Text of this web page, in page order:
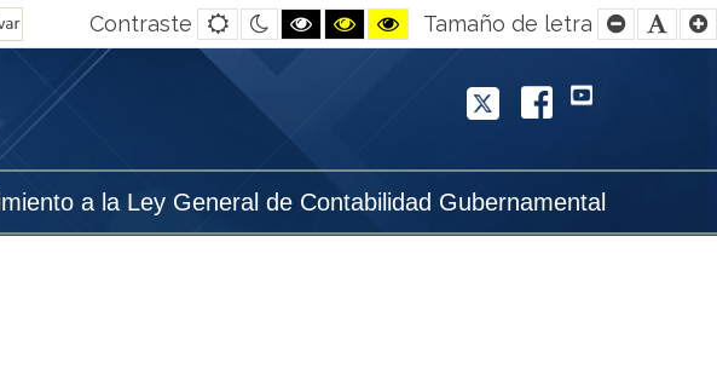
Contraste
Default
contrast
Night
contrast
Black
and
Black
and
Yellow
and
contrast
Tamaño de letra
Smaller
FontFont
a la Ley General de Contabilidad Gubernamental
Twitter
Facebook
YouTube